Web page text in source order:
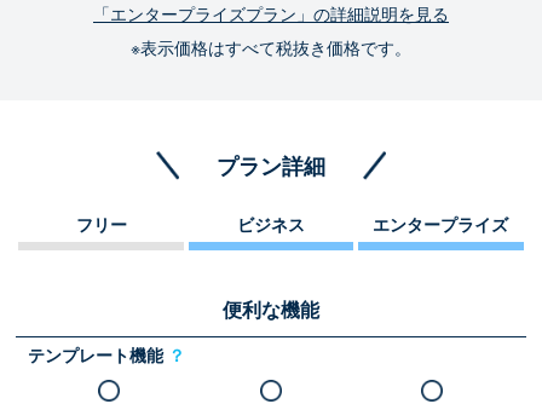
「エンタープライズプラン」の詳細説明を見る
※表示価格はすべて税抜き価格です。
プラン詳細
フリー ビジネス エンタープライズ
便利な機能
テンプレート機能 ？